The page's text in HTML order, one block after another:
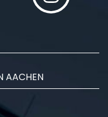
AACHEN